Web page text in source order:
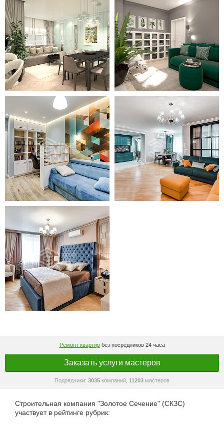
Ремонт квартирбез посредников 24 часа
Заказать услуги мастеров
Подрядчики: 3035 компаний, 11203 мастеров
Строительная компания "Золотое Сечение" (СКЗС)
участвует в рейтинге рубрик: